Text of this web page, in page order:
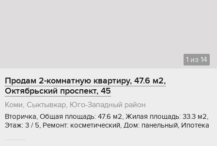
1 из 14
Продам 2-комнатную квартиру, 47.6 м2,
Октябрьский проспект, 45
Коми, Сыктывкар, Юго-Западный район
Вторичка, Общая площадь: 47.6 м2, Жилая площадь: 33.3 м2,
Этаж: 3 / 5, Ремонт: косметический, Дом: панельный, Ипотека